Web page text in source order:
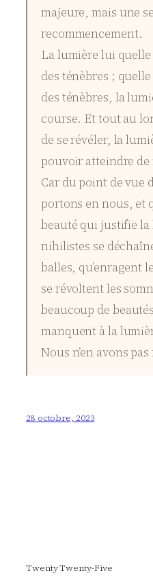
majeure, mais une
recommencement.
La lumière lui quelle
des ténèbres ;
des ténèbres, la
course. Et tout au
de se révéler, la
pouvoir atteindre de
Car du point de vue
portons en nous, et
beauté qui justifie la
nihilistes se
balles, qu’enragent
se révoltent les
beaucoup de
manquent à la
Nous n’en avons
28 octobre, 2023
Twenty Twenty-Five